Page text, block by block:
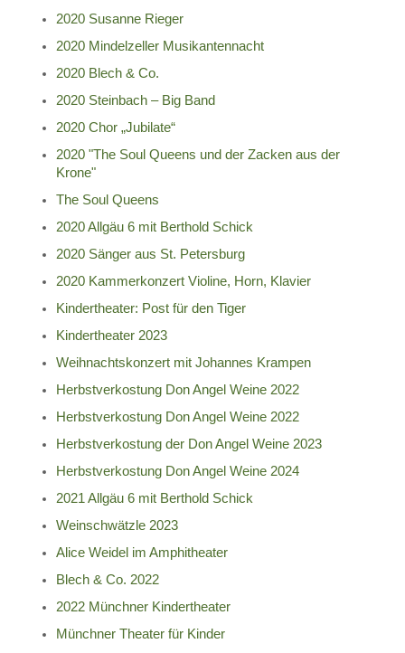
2020 Susanne Rieger
2020 Mindelzeller Musikantennacht
2020 Blech & Co.
2020 Steinbach – Big Band
2020 Chor „Jubilate“
2020 "The Soul Queens und der Zacken aus der
Krone"
The Soul Queens
2020 Allgäu 6 mit Berthold Schick
2020 Sänger aus St. Petersburg
2020 Kammerkonzert Violine, Horn, Klavier
Kindertheater: Post für den Tiger
Kindertheater 2023
Weihnachtskonzert mit Johannes Krampen
Herbstverkostung Don Angel Weine 2022
Herbstverkostung Don Angel Weine 2022
Herbstverkostung der Don Angel Weine 2023
Herbstverkostung Don Angel Weine 2024
2021 Allgäu 6 mit Berthold Schick
Weinschwätzle 2023
Alice Weidel im Amphitheater
Blech & Co. 2022
2022 Münchner Kindertheater
Münchner Theater für Kinder